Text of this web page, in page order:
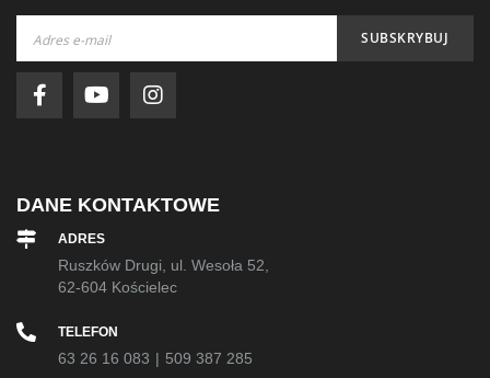
nasz
newsletter:
SUBSKRYBUJ
DANE KONTAKTOWE
ADRES
Ruszków Drugi, ul. Wesoła 52,
62-604 Kościelec
TELEFON
63 26 16 083 | 509 387 285